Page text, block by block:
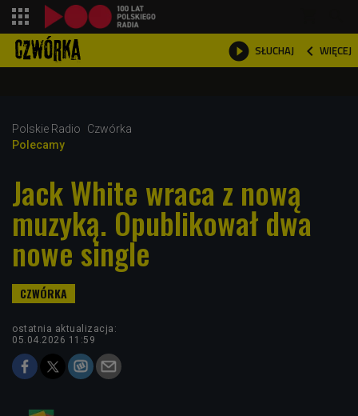
 SŁUCHAJ  WIĘCEJ

Polskie Radio
Czwórka
Polecamy
Jack White wraca z nową
muzyką. Opublikował dwa
nowe single
ostatnia aktualizacja:
05.04.2026 11:59